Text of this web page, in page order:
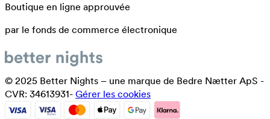
Boutique en ligne approuvée
par le fonds de commerce électronique
© 2025 Better Nights – une marque de Bedre Nætter ApS -
CVR: 34613931- Gérer les cookies